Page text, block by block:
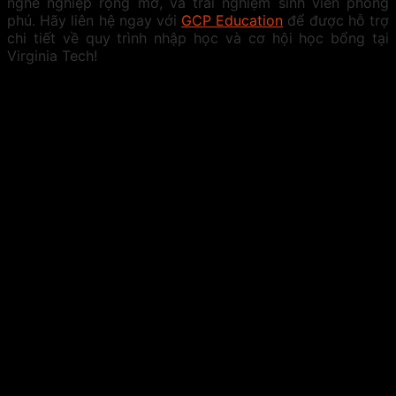
phú. Hãy liên hệ ngay với GCP Education để được hỗ trợ
chi tiết về quy trình nhập học và cơ hội học bổng tại
Virginia Tech!